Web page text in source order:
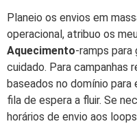
Planeio os envios em
operacional, atribuo os
Aquecimento-ramps
cuidado. Para campanhas
baseados no domínio
fila de espera a fluir. Se
horários de envio aos